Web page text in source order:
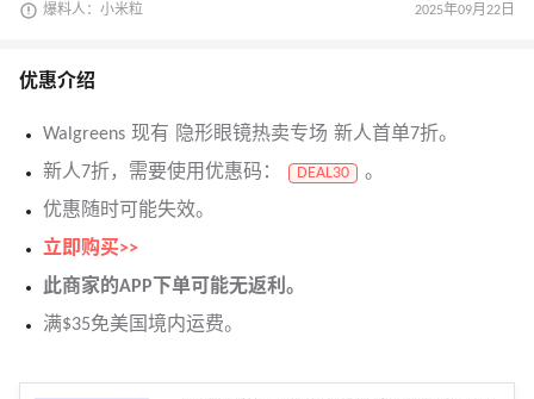
爆料人：小米粒 2025年09月22日
优惠介绍
Walgreens 现有 隐形眼镜热卖专场 新人首单7折。
新人7折，需要使用优惠码：
DEAL30
。
优惠随时可能失效。
立即购买>>
此商家的APP下单可能无返利。
满$35免美国境内运费。